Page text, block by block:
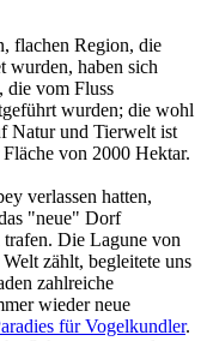
flachen Region, die
wurden, haben sich
die vom Fluss
wurden; die wohl
Natur und Tierwelt ist
von 2000 Hektar.
verlassen hatten,
"neue" Dorf
Die Lagune von
zählt, begleitete uns
zahlreiche
wieder neue
für Vogelkundler.